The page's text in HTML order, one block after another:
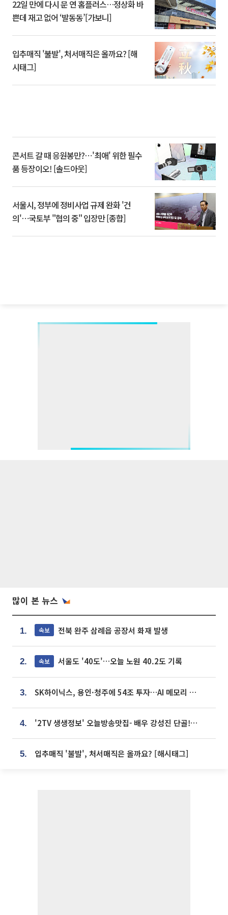
22일 만에 다시 문 연 홈플러스…정상화 바
쁜데 재고 없어 ‘발동동’[가보니]
입추매직 '불발', 처서매직은 올까요? [해
시태그]
콘서트 갈 때 응원봉만?⋯'최애' 위한 필수
품 등장이오! [솔드아웃]
서울시, 정부에 정비사업 규제 완화 '건
의'⋯국토부 "협의 중" 입장만 [종합]
많이 본 뉴스
1. 속보 전북 완주 삼례읍 공장서 화재 발생
2. 속보 서울도 '40도'…오늘 노원 40.2도 기록
3. SK하이닉스, 용인·청주에 54조 투자…AI 메모리 생산기지 키운다
4. '2TV 생생정보' 오늘방송맛집- 배우 강성진 단골! 쌀국수ㆍ푸팟퐁 커리 맛집 '블○○○'
5. 입추매직 '불발', 처서매직은 올까요? [해시태그]